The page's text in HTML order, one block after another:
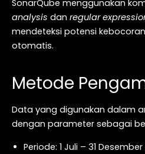
SonarQube menggunakan
analysis dan regular
mendeteksi potensi kebocoran
otomatis.
Metode
Data yang digunakan dalam
dengan parameter sebagai
Periode: 1 Juli – 31